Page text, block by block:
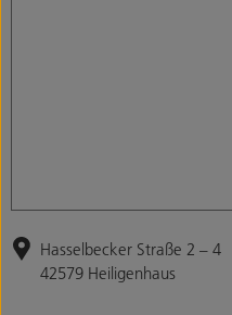
Hasselbecker Straße 2 – 4
42579 Heiligenhaus